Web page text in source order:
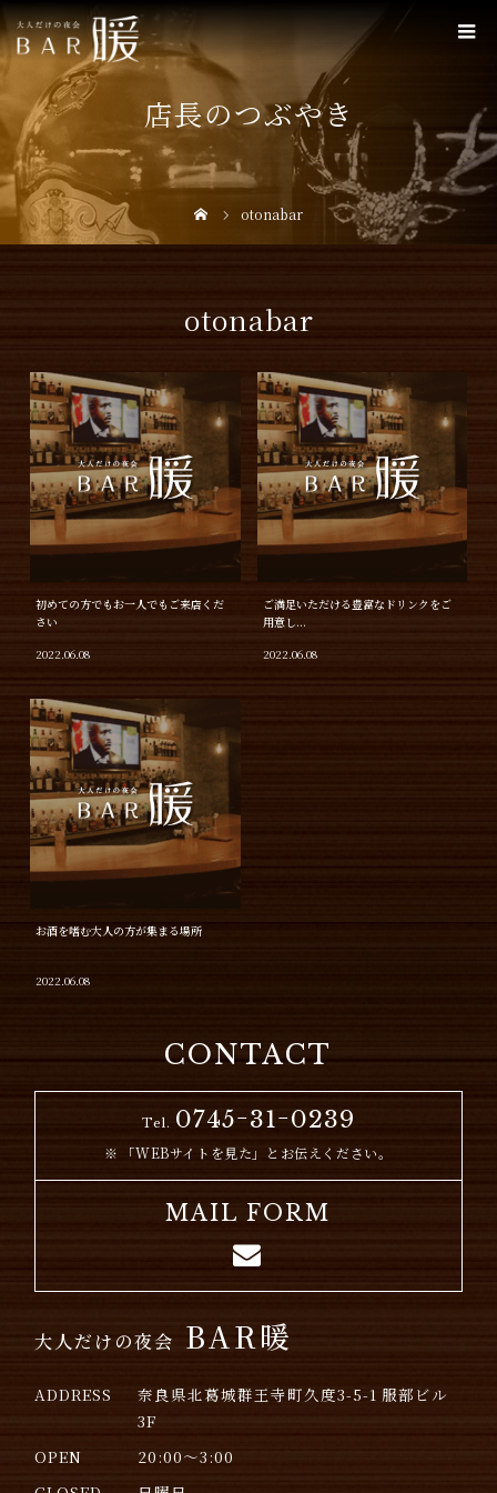
店長のつぶやき
otonabar
otonabar
初めての方でもお一人でもご来店くだ
さい
2022.06.08
ご満足いただける豊富なドリンクをご
用意し...
2022.06.08
お酒を嗜む大人の方が集まる場所
2022.06.08
CONTACT
Tel. 0745ｰ31ｰ0239
「WEBサイトを見た」とお伝えください。
MAIL FORM
大人だけの夜会 BAR暖
ADDRESS
奈良県北葛城群王寺町久度3-5-1 服部ビル
3F
OPEN
20:00～3:00